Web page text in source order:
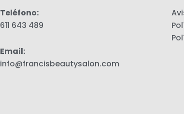
Teléfono:
611 643 489
Email:
info@francisbeautysalon.com